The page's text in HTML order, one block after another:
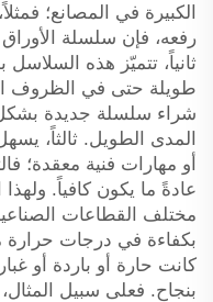
الكبيرة في المصانع؛
رفعه، فإن سلسلة
ثانياً، تتميّز هذه السلاسل
طويلة حتى في الظروف
شراء سلسلة جديدة بشكل
المدى الطويل. ثالثاً،
أو مهارات فنية معقدة؛
عادةً ما يكون كافياً.
مختلف القطاعات
بكفاءة في درجات حرارة
كانت حارة أو باردة أو
بنجاح. فعلى سبيل